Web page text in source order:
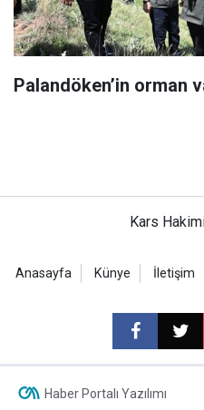
Palandöken’in orman
Kars
Anasayfa Künye İletişim
Haber Portalı Yazılımı